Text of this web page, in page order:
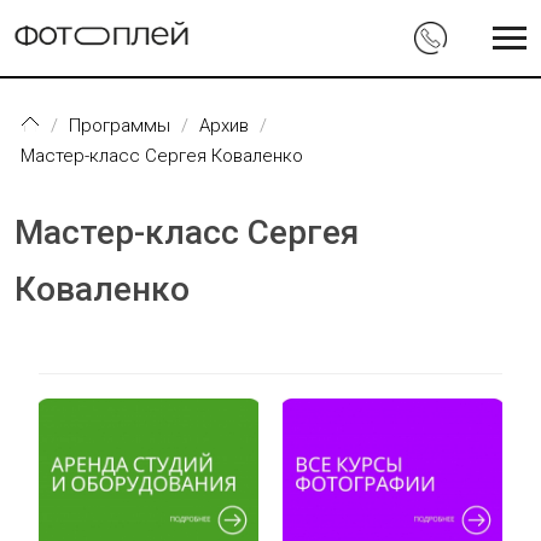
Программы
Архив
Мастер-класс Сергея Коваленко
Мастер-класс Сергея
Коваленко